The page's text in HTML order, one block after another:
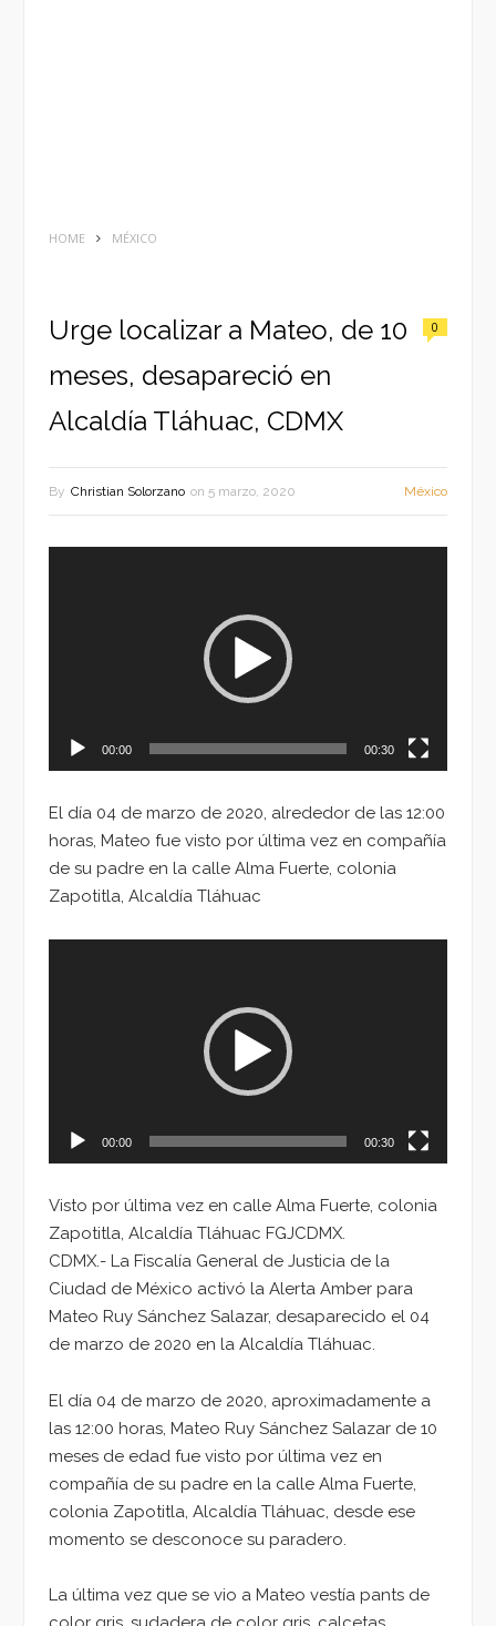
HOME MÉXICO
Urge localizar a Mateo, de 10
meses, desapareció en
Alcaldía Tláhuac, CDMX
0
By Christian Solorzano on 5 marzo, 2020 México
00:00 00:30
El día 04 de marzo de 2020, alrededor de las 12:00
horas, Mateo fue visto por última vez en compañía
de su padre en la calle Alma Fuerte, colonia
Zapotitla, Alcaldía Tláhuac
00:00 00:30
Visto por última vez en calle Alma Fuerte, colonia
Zapotitla, Alcaldía Tláhuac FGJCDMX.
CDMX.- La Fiscalía General de Justicia de la
Ciudad de México activó la Alerta Amber para
Mateo Ruy Sánchez Salazar, desaparecido el 04
de marzo de 2020 en la Alcaldía Tláhuac.
El día 04 de marzo de 2020, aproximadamente a
las 12:00 horas, Mateo Ruy Sánchez Salazar de 10
meses de edad fue visto por última vez en
compañía de su padre en la calle Alma Fuerte,
colonia Zapotitla, Alcaldía Tláhuac, desde ese
momento se desconoce su paradero.
La última vez que se vio a Mateo vestía pants de